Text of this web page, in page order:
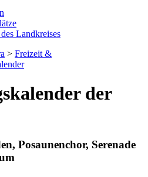
Landkreises
> Freizeit &
der
Posaunenchor, Serenade